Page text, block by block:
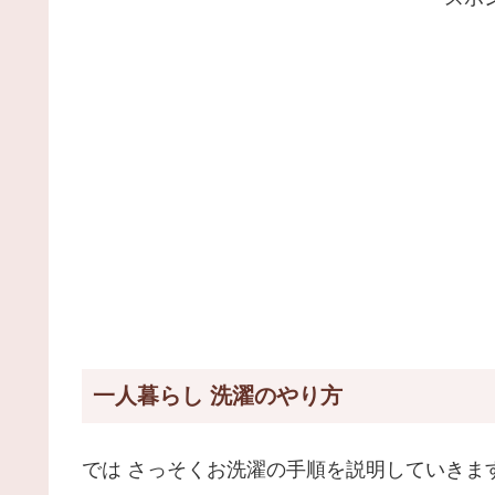
一人暮らし 洗濯のやり方
では さっそくお洗濯の手順を説明していきま